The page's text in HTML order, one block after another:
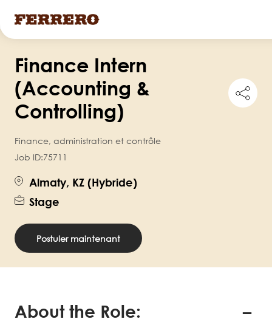
main
content
Finance Intern
(Accounting &
Controlling)
this
Finance, administration et contrôle
Job ID:75711
Almaty, KZ (Hybride)
Stage
Postuler maintenant
About the Role: